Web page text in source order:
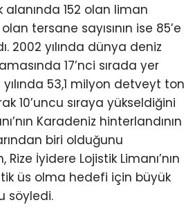
alanında 152 olan liman
olan tersane sayısının ise 85’e
2002 yılında dünya deniz
17’nci sırada yer
53,1 milyon detveyt ton
10’uncu sıraya yükseldiğini
Karadeniz hinterlandının
biri olduğunu
İyidere Lojistik Limanı’nın
üs olma hedefi için büyük
söyledi.